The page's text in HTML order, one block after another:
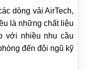
dòng vải AirTech,
là những chất liệu
với nhiều nhu cầu
đến đội ngũ kỹ